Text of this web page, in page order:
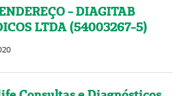
- DIAGITAB
LTDA (54003267-5)